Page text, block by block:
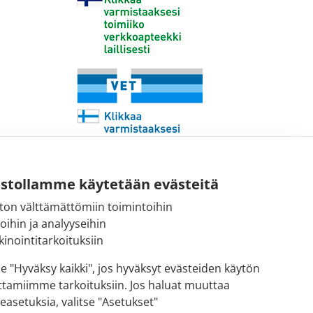
käytetään evästeitä
välttämättömiin toimintoihin
ja analyyseihin
"Hyväksy kaikki", jos hyväksyt evästeiden käytön
tarkoituksiin. Jos haluat muuttaa
valitse "Asetukset"
Sähköpostiosoite:
kirjaamo@fimea.fi
Fimean vaihde:
029 522 3341